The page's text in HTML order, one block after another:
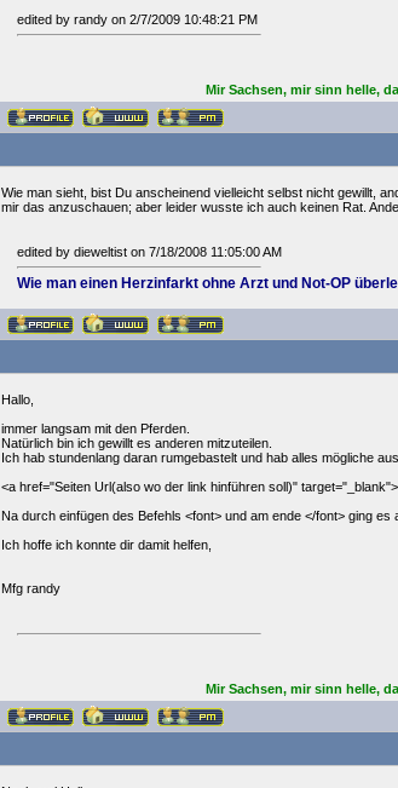
edited by randy on 2/7/2009 10:48:21 PM
Mir Sachsen, mir sinn helle,
Wie man sieht, bist Du anscheinend vielleicht selbst nicht gewillt,
mir das anzuschauen; aber leider wusste ich auch keinen Rat.
edited by dieweltist on 7/18/2008 11:05:00 AM
Wie man einen Herzinfarkt ohne Arzt und Not-OP
Hallo,
immer langsam mit den Pferden.
Natürlich bin ich gewillt es anderen mitzuteilen.
Ich hab stundenlang daran rumgebastelt und hab alles mögliche
<a href="Seiten Url(also wo der link hinführen soll)"
Na durch einfügen des Befehls <font> und am ende </font> ging es
Ich hoffe ich konnte dir damit helfen,
Mfg randy
Mir Sachsen, mir sinn helle,